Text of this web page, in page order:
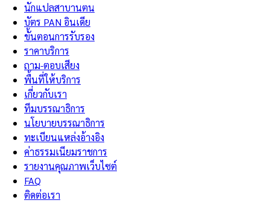
นักแปลสาบานตน
บัตร PAN อินเดีย
ขั้นตอนการรับรอง
ราคาบริการ
ถาม-ตอบเสียง
พื้นที่ให้บริการ
เกี่ยวกับเรา
ทีมบรรณาธิการ
นโยบายบรรณาธิการ
ทะเบียนแหล่งอ้างอิง
ค่าธรรมเนียมราชการ
รายงานคุณภาพเว็บไซต์
FAQ
ติดต่อเรา